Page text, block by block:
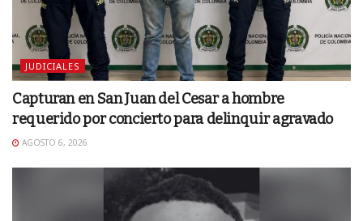
JUDICIALES
Capturan en San Juan del Cesar a hombre
requerido por concierto para delinquir agravado
AGOSTO 6, 2026